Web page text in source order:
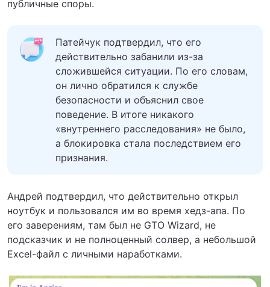
публичные споры.
Патейчук подтвердил, что его
действительно забанили из-за
сложившейся ситуации. По его словам,
он лично обратился к службе
безопасности и объяснил свое
поведение. В итоге никакого
«внутреннего расследования» не было,
а блокировка стала последствием его
признания.
Андрей подтвердил, что действительно открыл
ноутбук и пользовался им во время хедз-апа. По
его заверениям, там был не GTO Wizard, не
подсказчик и не полноценный солвер, а небольшой
Excel-файл с личными наработками.